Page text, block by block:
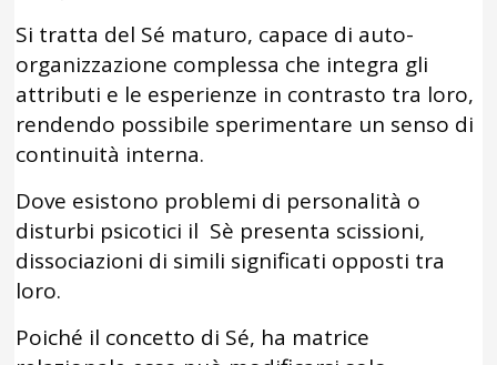
Si tratta del Sé maturo, capace di auto-
organizzazione complessa che integra gli
attributi e le esperienze in contrasto tra loro,
rendendo possibile sperimentare un senso di
continuità interna.
Dove esistono problemi di personalità o
disturbi psicotici il Sè presenta scissioni,
dissociazioni di simili significati opposti tra
loro.
Poiché il concetto di Sé, ha matrice